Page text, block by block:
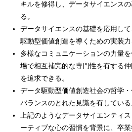
キルを修得し、データサイエンス
る。
データサイエンスの基礎を応用し
駆動型価値創造を導くための実装力
多様なコミュニケーションの力量
場で相互補完的な専門性を有する
を追求できる。
データ駆動型価値創造社会の哲学・
バランスのとれた見識を有している
上記のようなデータサイエンティ
ーティブな心の習慣を背景に、卒